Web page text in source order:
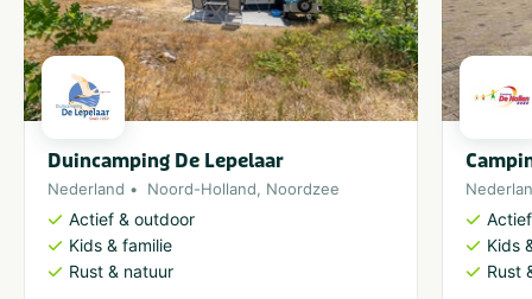
Duincamping De Lepelaar
Nederland Noord-Holland, Noordzee
Actief & outdoor
Kids & familie
Rust & natuur
Kids
Rust